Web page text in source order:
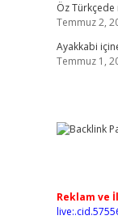
Öz Türkçede
Temmuz 2,
Ayakkabi
Temmuz 1,
Reklam ve